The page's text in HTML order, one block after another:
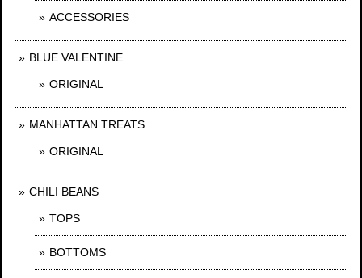
ACCESSORIES
BLUE VALENTINE
ORIGINAL
MANHATTAN TREATS
ORIGINAL
CHILI BEANS
TOPS
BOTTOMS